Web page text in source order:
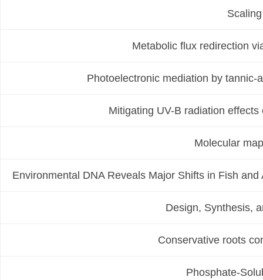
Metabolic flux redirection
Photoelectronic mediation by
Mitigating UV-B radiation
Molecular
Environmental DNA Reveals Major Shifts in Fish
Design, Synthesis,
Conservative roots
Phosphate-